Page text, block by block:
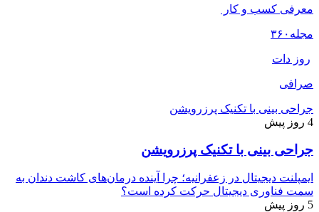
معرفی کسب و کار
مجله ۳۶۰
روز دات
صرافی
جراحی بینی با تکنیک پرزرویشن
4 روز پیش
جراحی بینی با تکنیک پرزرویشن
ایمپلنت دیجیتال در زعفرانیه؛ چرا آینده درمان‌های کاشت دندان به
سمت فناوری دیجیتال حرکت کرده است؟
5 روز پیش